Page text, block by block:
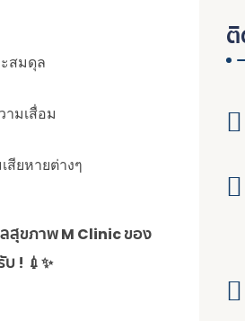
สมดุล
มเสื่อม
สียหายต่างๆ
สุขภาพ M Clinic ของ
! 💉✨
ติ